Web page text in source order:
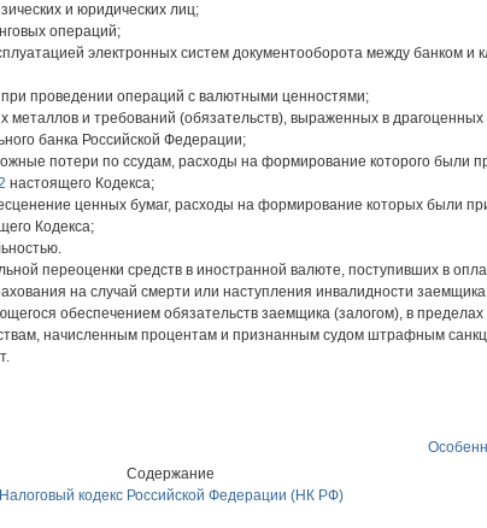
и юридических лиц;
операций;
электронных систем документооборота между банком и
проведении операций с валютными ценностями;
металлов и требований (обязательств), выраженных в
банка Российской Федерации;
потери по ссудам, расходы на формирование которого были
настоящего Кодекса;
ценных бумаг, расходы на формирование которых были
Кодекса;
переоценки средств в иностранной валюте, поступивших в
на случай смерти или наступления инвалидности
обеспечением обязательств заемщика (залогом), в
начисленным процентам и признанным судом штрафным
Содержание
Налоговый кодекс Российской Федерации (НК РФ)